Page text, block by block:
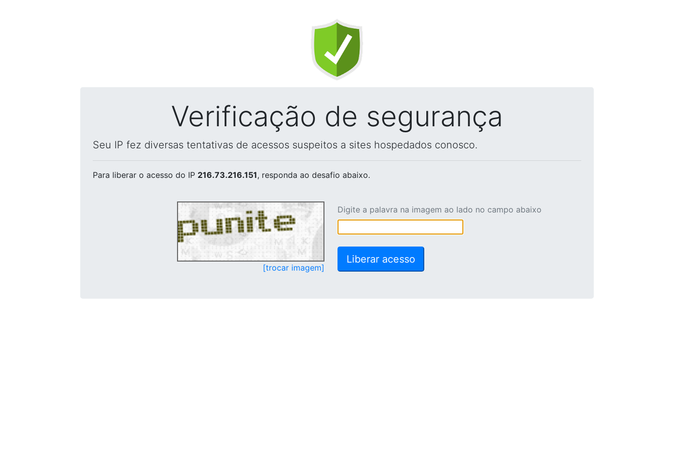
Verificação de segurança
Seu IP fez diversas tentativas de acessos suspeitos a sites hospedados conosco.
Para liberar o acesso do IP 216.73.216.151, responda ao desafio abaixo.
[trocar imagem]
Digite a palavra na imagem ao lado no campo abaixo